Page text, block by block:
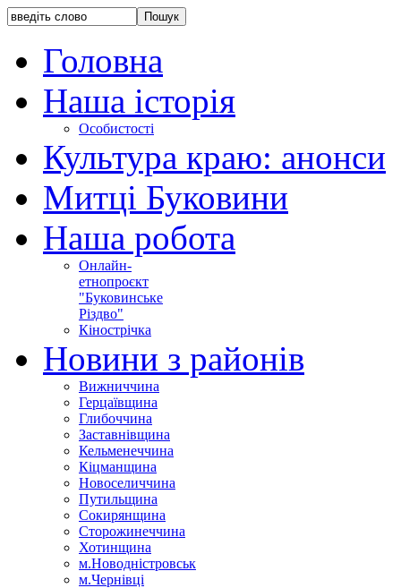
Головна
Наша історія
Особистості
Культура краю: анонси
Митці Буковини
Наша робота
Онлайн-
етнопроєкт
"Буковинське
Різдво"
Кінострічка
Новини з районів
Вижниччина
Герцаївщина
Глибоччина
Заставнівщина
Кельменеччина
Кіцманщина
Новоселиччина
Путильщина
Сокирянщина
Сторожинеччина
Хотинщина
м.Новодністровськ
м.Чернівці